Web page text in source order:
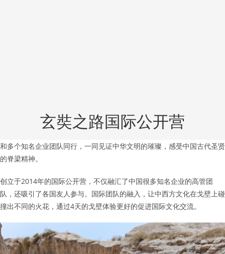
玄奘之路国际公开营
和多个知名企业团队同行，一同见证中华文明的璀璨，感受中国古代圣贤
的脊梁精神。
创立于2014年的国际公开营，不仅融汇了中国很多知名企业的高管团
队，还吸引了各国友人参与。国际团队的融入，让中西方文化在戈壁上碰
撞出不同的火花，通过4天的戈壁体验更好的促进国际文化交流。